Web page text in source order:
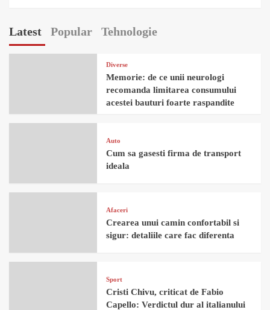
Latest Popular Tehnologie
Diverse
Memorie: de ce unii neurologi
recomanda limitarea consumului
acestei bauturi foarte raspandite
Auto
Cum sa gasesti firma de transport
ideala
Afaceri
Crearea unui camin confortabil si
sigur: detaliile care fac diferenta
Sport
Cristi Chivu, criticat de Fabio
Capello: Verdictul dur al italianului